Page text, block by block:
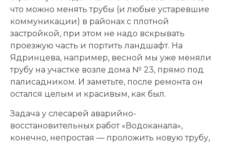
что можно менять трубы (и любые устаревшие
коммуникации) в районах с плотной
застройкой, при этом не надо вскрывать
проезжую часть и портить ландшафт. На
Ядринцева, например, весной мы уже меняли
трубу на участке возле дома № 23, прямо под
палисадником. И заметьте, после ремонта он
остался целым и красивым, как был.
Задача у слесарей аварийно-
восстановительных работ «Водоканала»,
конечно, непростая — проложить новую трубу,